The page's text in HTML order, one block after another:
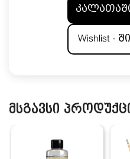
Wishlist -
მსგავსი